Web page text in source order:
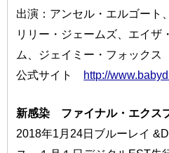
出演：アンセル・エルゴート
リリー・ジェームズ、エイザ
ム、ジェイミー・フォック
公式サイト http://
新感染 ファイナル・エクス
2018年1月24日ブルーレイ